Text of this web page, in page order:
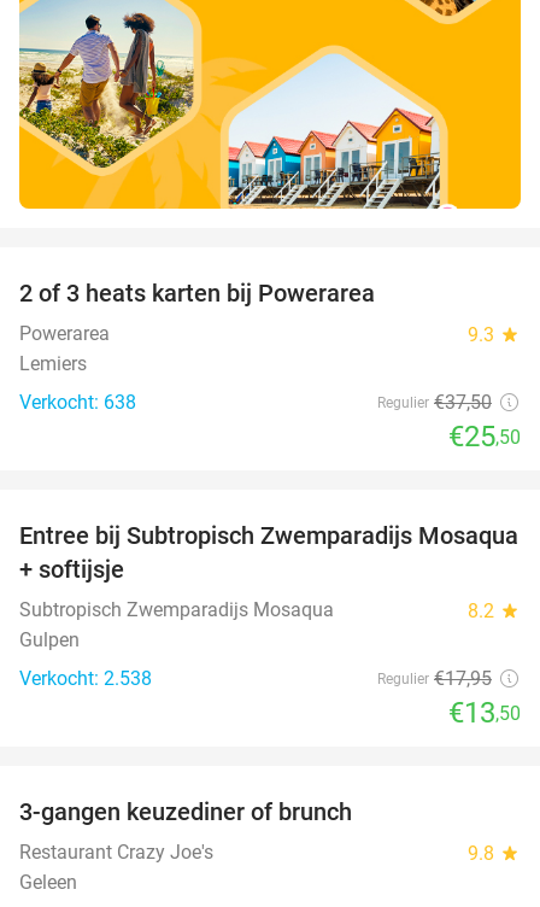
2 of 3 heats karten bij Powerarea
Powerarea 9.3 star
Lemiers
Verkocht: 638
Regulier €37,50
€25,50
25%
Entree bij Subtropisch Zwemparadijs Mosaqua
+ softijsje
Subtropisch Zwemparadijs Mosaqua 8.2 star
Gulpen
Verkocht: 2.538
Regulier €17,95
€13,50
3-gangen keuzediner of brunch
Restaurant Crazy Joe's 9.8 star
Geleen